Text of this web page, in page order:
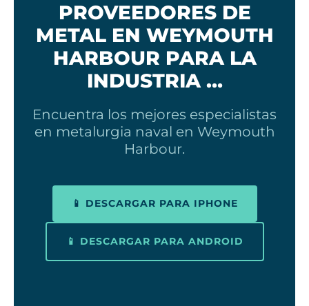
PROVEEDORES DE
METAL EN WEYMOUTH
HARBOUR PARA LA
INDUSTRIA …
Encuentra los mejores especialistas
en metalurgia naval en Weymouth
Harbour.
📱 DESCARGAR PARA IPHONE
📱 DESCARGAR PARA ANDROID